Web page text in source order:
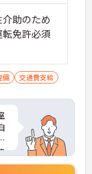
助のため
免許必須
備 交通費支給